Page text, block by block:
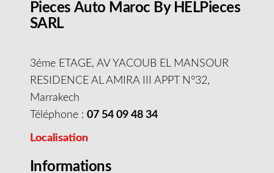
Pieces Auto Maroc By HELPieces
SARL
3éme ETAGE, AV YACOUB EL MANSOUR
RESIDENCE AL AMIRA III APPT N°32,
Marrakech
Téléphone : 07 54 09 48 34
Localisation
Informations